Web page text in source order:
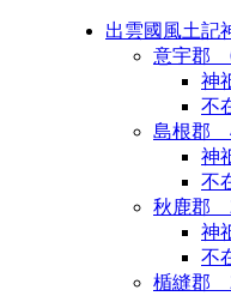
出雲國風土記
意宇郡
神
不
島根郡
神
不
秋鹿郡
神
不
楯縫郡